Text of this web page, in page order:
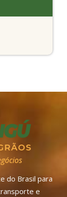
do Brasil para
e